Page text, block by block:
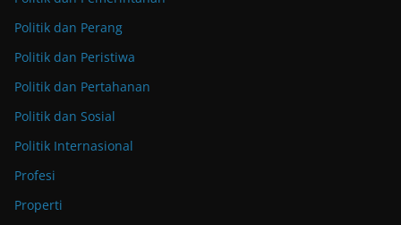
Politik dan Perang
Politik dan Peristiwa
Politik dan Pertahanan
Politik dan Sosial
Politik Internasional
Profesi
Properti